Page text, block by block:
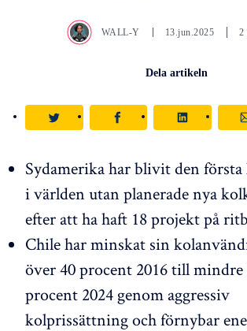
WALL-Y 13.jun.2025 2
Dela artikeln
Sydamerika har blivit den
i världen utan planerade nya
efter att ha haft 18 projekt på
Chile har minskat sin
över 40 procent 2016 till mindre
procent 2024 genom aggressiv
kolprissättning och förnybar